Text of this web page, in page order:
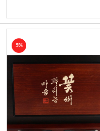
5%